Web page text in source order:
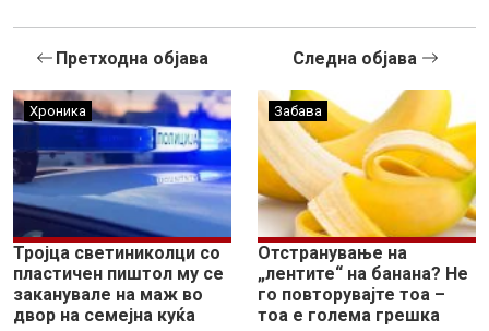
Претходна објава
Хроника
Тројца светиниколци со
пластичен пиштол му се
заканувале на маж во
двор на семејна куќа
Следна објава
Забава
Отстранување на
„лентите“ на банана? Не
го повторувајте тоа –
тоа е голема грешка